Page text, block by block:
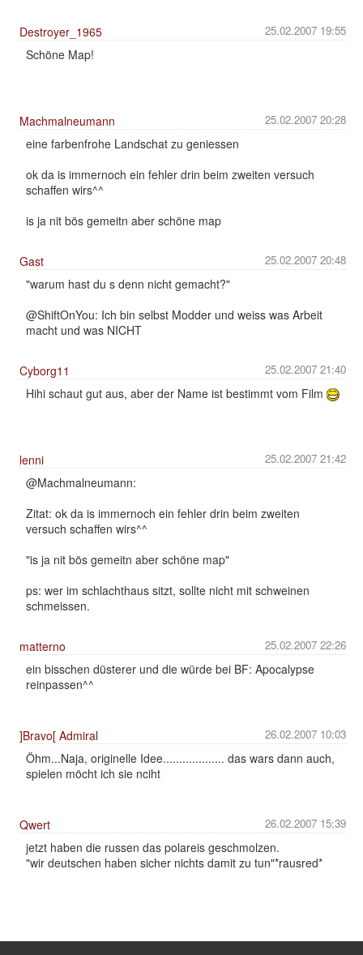
25.02.2007 19:55
Destroyer_1965
Schöne Map!
25.02.2007 20:28
Machmalneumann
eine farbenfrohe Landschat zu geniessen
ok da is immernoch ein fehler drin beim zweiten versuch
schaffen wirs^^
is ja nit bös gemeitn aber schöne map
25.02.2007 20:48
Gast
"warum hast du s denn nicht gemacht?"
@ShiftOnYou: Ich bin selbst Modder und weiss was Arbeit
macht und was NICHT
25.02.2007 21:40
Cyborg11
Hihi schaut gut aus, aber der Name ist bestimmt vom Film
25.02.2007 21:42
lenni
@Machmalneumann:
Zitat: ok da is immernoch ein fehler drin beim zweiten
versuch schaffen wirs^^
"is ja nit bös gemeitn aber schöne map"
ps: wer im schlachthaus sitzt, sollte nicht mit schweinen
schmeissen.
25.02.2007 22:26
matterno
ein bisschen düsterer und die würde bei BF: Apocalypse
reinpassen^^
26.02.2007 10:03
]Bravo[ Admiral
Öhm...Naja, originelle Idee................... das wars dann auch,
spielen möcht ich sie nciht
26.02.2007 15:39
Qwert
jetzt haben die russen das polareis geschmolzen.
"wir deutschen haben sicher nichts damit zu tun"*rausred*